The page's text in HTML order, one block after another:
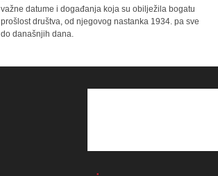
važne datume i događanja koja su obilježila bogatu
prošlost društva, od njegovog nastanka 1934. pa sve
do današnjih dana.